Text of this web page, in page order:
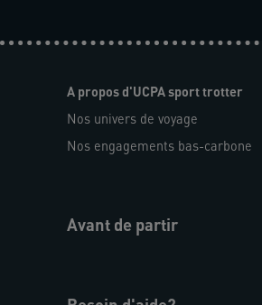
A propos d'UCPA sport trotter
Nos univers de voyage
Nos engagements bas-carbone
Avant de partir